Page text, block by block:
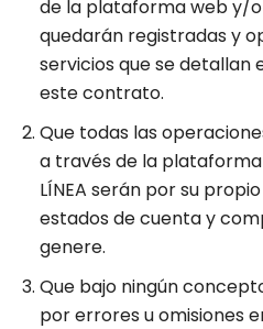
de la plataforma web y/o
quedarán registradas y
servicios que se detallan
este contrato.
Que todas las
a través de la plataforma
LÍNEA serán por su
estados de cuenta y
genere.
Que bajo ningún
por errores u omisiones